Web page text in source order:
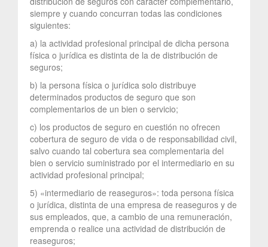
siempre y cuando concurran todas las condiciones
siguientes:
a) la actividad profesional principal de dicha persona
física o jurídica es distinta de la de distribución de
seguros;
b) la persona física o jurídica solo distribuye
determinados productos de seguro que son
complementarios de un bien o servicio;
c) los productos de seguro en cuestión no ofrecen
cobertura de seguro de vida o de responsabilidad civil,
salvo cuando tal cobertura sea complementaria del
bien o servicio suministrado por el intermediario en su
actividad profesional principal;
5) «intermediario de reaseguros»: toda persona física
o jurídica, distinta de una empresa de reaseguros y de
sus empleados, que, a cambio de una remuneración,
emprenda o realice una actividad de distribución de
reaseguros;